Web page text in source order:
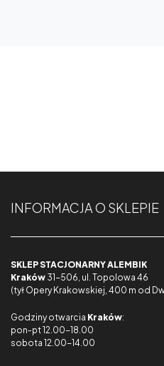
INFORMACJA O SKLEPIE
SKLEP STACJONARNY ALEMBIK
Kraków 31-506, ul. Topolowa 46
(tył Opery Krakowskiej, 400 m od
Godziny otwarcia Kraków:
pon-pt 12.00-18.00
sobota 12.00-14.00